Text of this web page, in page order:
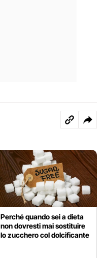
Perché quando sei a dieta
non dovresti mai sostituire
lo zucchero col dolcificante